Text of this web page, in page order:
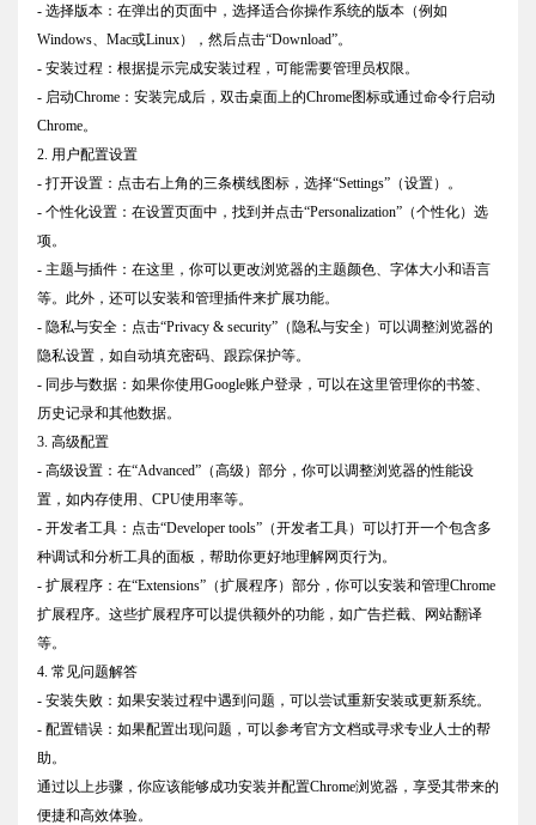
- 选择版本：在弹出的页面中，选择适合你操作系统的版本（例如
Windows、Mac或Linux），然后点击“Download”。
- 安装过程：根据提示完成安装过程，可能需要管理员权限。
- 启动Chrome：安装完成后，双击桌面上的Chrome图标或通过命令行启动
Chrome。
2. 用户配置设置
- 打开设置：点击右上角的三条横线图标，选择“Settings”（设置）。
- 个性化设置：在设置页面中，找到并点击“Personalization”（个性化）选
项。
- 主题与插件：在这里，你可以更改浏览器的主题颜色、字体大小和语言
等。此外，还可以安装和管理插件来扩展功能。
- 隐私与安全：点击“Privacy & security”（隐私与安全）可以调整浏览器的
隐私设置，如自动填充密码、跟踪保护等。
- 同步与数据：如果你使用Google账户登录，可以在这里管理你的书签、
历史记录和其他数据。
3. 高级配置
- 高级设置：在“Advanced”（高级）部分，你可以调整浏览器的性能设
置，如内存使用、CPU使用率等。
- 开发者工具：点击“Developer tools”（开发者工具）可以打开一个包含多
种调试和分析工具的面板，帮助你更好地理解网页行为。
- 扩展程序：在“Extensions”（扩展程序）部分，你可以安装和管理Chrome
扩展程序。这些扩展程序可以提供额外的功能，如广告拦截、网站翻译
等。
4. 常见问题解答
- 安装失败：如果安装过程中遇到问题，可以尝试重新安装或更新系统。
- 配置错误：如果配置出现问题，可以参考官方文档或寻求专业人士的帮
助。
通过以上步骤，你应该能够成功安装并配置Chrome浏览器，享受其带来的
便捷和高效体验。